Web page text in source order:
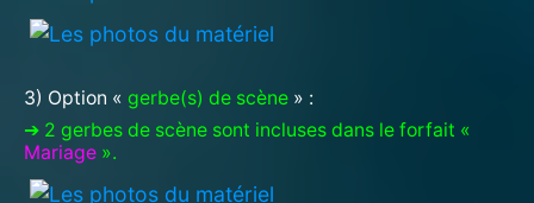
3) Option « gerbe(s) de scène » :
➔ 2 gerbes de scène sont incluses dans le forfait «
Mariage ».